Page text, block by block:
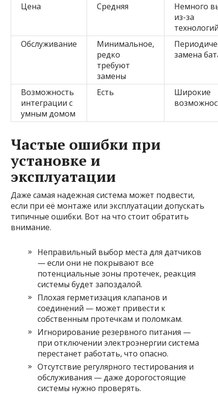
Цена Средняя
Немного
из-за
Обслуживание
Минимальное,
редко
требуют
замены
замена
Возможность
интеграции с
умным домом
Есть
Широкие
Частые ошибки при
установке и
эксплуатации
Даже самая надежная система может подвести,
если при её монтаже или эксплуатации допускать
типичные ошибки. Вот на что стоит обратить
внимание.
Неправильный выбор места для датчиков
— если они не покрывают все
потенциальные зоны протечек, реакция
системы будет запоздалой.
Плохая герметизация клапанов и
соединений — может привести к
собственным протечкам и поломкам.
Игнорирование резервного питания —
при отключении электроэнергии система
перестанет работать, что опасно.
Отсутствие регулярного тестирования и
обслуживания — даже дорогостоящие
системы нужно проверять.